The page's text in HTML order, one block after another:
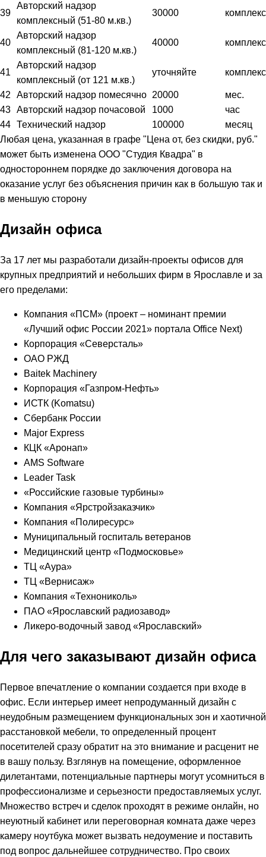
39
Авторский надзор
комплексный (51-80 м.кв.)
30000 комплекс
40
Авторский надзор
комплексный (81-120 м.кв.)
40000 комплекс
41
Авторский надзор
комплексный (от 121 м.кв.)
уточняйте комплекс
42 Авторский надзор помесячно 20000
мес.
43 Авторский надзор почасовой 1000
час
44 Технический надзор 100000
месяц
Любая цена, указанная в графе "Цена от, без скидки, руб."
может быть изменена ООО "Студия Квадра" в
одностороннем порядке до заключения договора на
оказание услуг без объяснения причин как в большую так и
в меньшую сторону
Дизайн офиса
За 17 лет мы разработали дизайн-проекты офисов для
крупных предприятий и небольших фирм в Ярославле и за
его пределами:
Компания «ПСМ» (проект – номинант премии
«Лучший офис России 2021» портала Office Next)
Корпорация «Северсталь»
ОАО РЖД
Baitek Machinery
Корпорация «Газпром-Нефть»
ИСТК (Komatsu)
Сбербанк России
Major Express
КЦК «Аронап»
AMS Software
Leader Task
«Российские газовые турбины»
Компания «Ярстройзаказчик»
Компания «Полиресурс»
Муниципальный госпиталь ветеранов
Медицинский центр «Подмосковье»
ТЦ «Аура»
ТЦ «Вернисаж»
Компания «Технониколь»
ПАО «Ярославский радиозавод»
Ликеро-водочный завод «Ярославский»
Для чего заказывают дизайн офиса
Первое впечатление о компании создается при входе в
офис. Если интерьер имеет непродуманный дизайн с
неудобным размещением функциональных зон и хаотичной
расстановкой мебели, то определенный процент
посетителей сразу обратит на это внимание и расценит не
в вашу пользу. Взглянув на помещение, оформленное
дилетантами, потенциальные партнеры могут усомниться в
профессионализме и серьезности предоставляемых услуг.
Множество встреч и сделок проходят в режиме онлайн, но
неуютный кабинет или переговорная комната даже через
камеру ноутбука может вызвать недоумение и поставить
под вопрос дальнейшее сотрудничество. Про своих